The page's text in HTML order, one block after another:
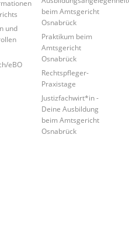
und
eBO
beim Amtsgericht
Osnabrück
Praktikum beim
Amtsgericht
Osnabrück
Rechtspfleger-
Praxistage
Justizfachwirt*in -
Deine Ausbildung
beim Amtsgericht
Osnabrück